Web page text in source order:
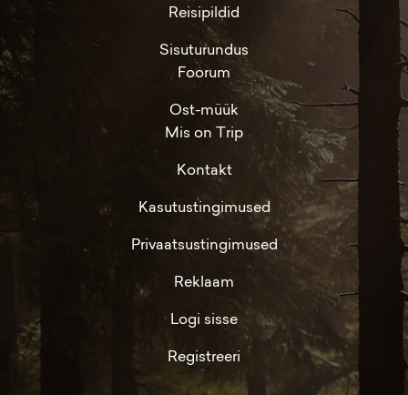
Reisipildid
Sisuturundus
Foorum
Ost-müük
Mis on Trip
Kontakt
Kasutustingimused
Privaatsustingimused
Reklaam
Logi sisse
Registreeri